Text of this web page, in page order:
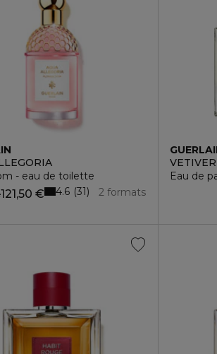
- eau de toilette
121,50 € 2 formats
4.6 31
VETIVER
Eau de